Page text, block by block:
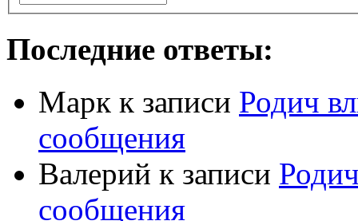
Последние ответы:
Марк к записи Родич
сообщения
Валерий к записи
сообщения